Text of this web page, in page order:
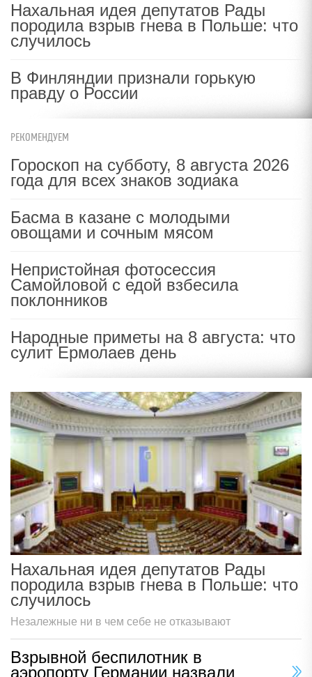
Нахальная идея депутатов Рады
породила взрыв гнева в Польше: что
случилось
В Финляндии признали горькую
правду о России
РЕКОМЕНДУЕМ
Гороскоп на субботу, 8 августа 2026
года для всех знаков зодиака
Басма в казане с молодыми
овощами и сочным мясом
Непристойная фотосессия
Самойловой с едой взбесила
поклонников
Народные приметы на 8 августа: что
сулит Ермолаев день
Нахальная идея депутатов Рады
породила взрыв гнева в Польше: что
случилось
Незалежные ни в чем себе не отказывают
Взрывной беспилотник в
аэропорту Германии назвали